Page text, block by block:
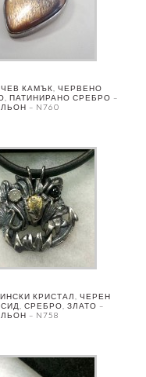
КАМЪК, ЧЕРВЕНО
ПАТИНИРАНО СРЕБРО –
– N760
КРИСТАЛ, ЧЕРЕН
СРЕБРО, ЗЛАТО –
– N758